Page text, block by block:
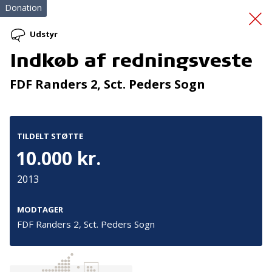
Etablering af ERC’s
Donation
Udstyr
Indkøb af redningsveste
FDF Randers 2, Sct. Peders Sogn
TILDELT STØTTE
10.000 kr.
2013
MODTAGER
FDF Randers 2, Sct. Peders Sogn
Tilmeld nyhedsbrev
De seneste nyheder om TrygFondens og TryghedsGruppens
aktiviteter direkte i din indbakke.